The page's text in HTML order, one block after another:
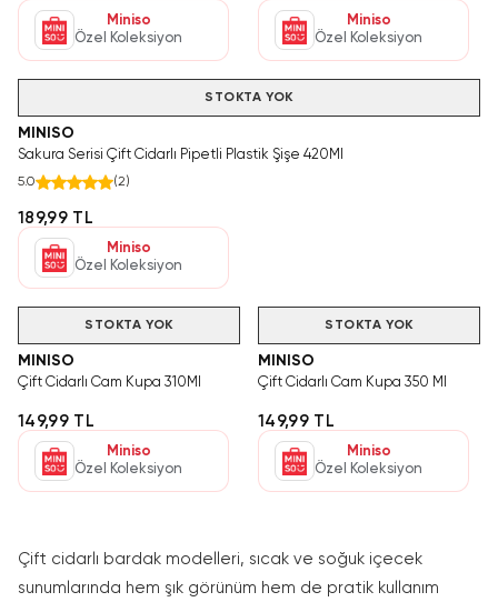
Miniso
Özel Koleksiyon
Miniso
Özel Koleksiyon
STOKTA YOK
MINISO
Sakura Serisi Çift Cidarlı Pipetli Plastik Şişe 420Ml
5.0 (2)
189,99 TL
Miniso
Özel Koleksiyon
STOKTA YOK
MINISO
Çift Cidarlı Cam Kupa 310Ml
149,99 TL
Miniso
Özel Koleksiyon
STOKTA YOK
MINISO
Çift Cidarlı Cam Kupa 350 Ml
149,99 TL
Miniso
Özel Koleksiyon
Çift cidarlı bardak modelleri, sıcak ve soğuk içecek
sunumlarında hem şık görünüm hem de pratik kullanım